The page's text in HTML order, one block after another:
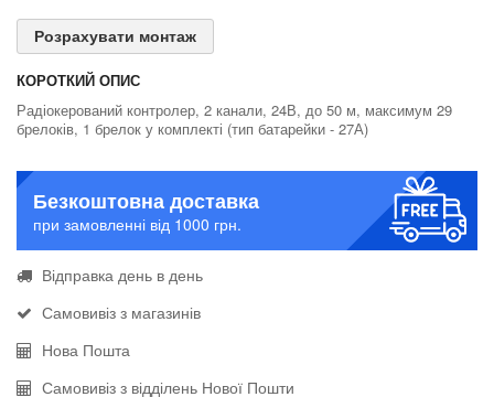
Розрахувати монтаж
КОРОТКИЙ ОПИС
Радіокерований контролер, 2 канали, 24В, до 50 м, максимум 29
брелоків, 1 брелок у комплекті (тип батарейки - 27А)
Безкоштовна доставка
при замовленні від 1000 грн.
Відправка день в день
Самовивіз з магазинів
Нова Пошта
Самовивіз з відділень Нової Пошти